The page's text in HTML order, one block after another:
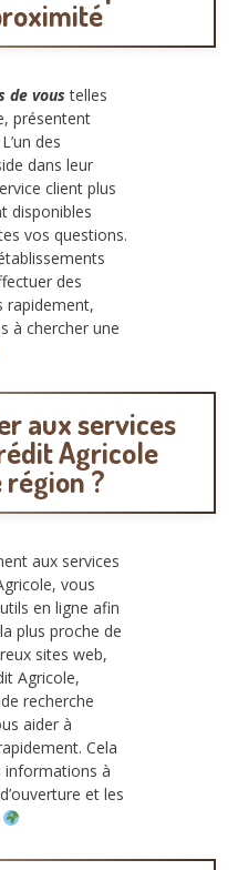
de vous telles
présentent
des
dans leur
client plus
disponibles
vos questions.
des
rapidement,
à chercher une
aux services
Agricole
?
aux services
vous
en ligne afin
plus proche de
sites web,
Agricole,
recherche
aider à
Cela
informations à
et les